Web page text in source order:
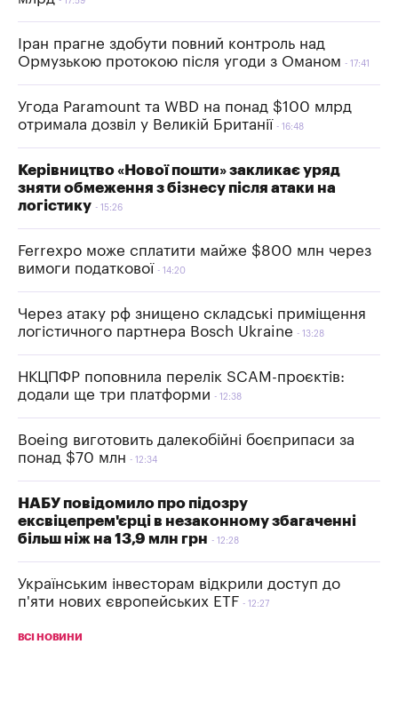
Іран прагне здобути повний контроль над
Ормузькою протокою після угоди з Оманом
17:41
Угода Paramount та WBD на понад $100 млрд
отримала дозвіл у Великій Британії
16:48
Керівництво «Нової пошти» закликає уряд
зняти обмеження з бізнесу після атаки на
логістику
15:26
Ferrexpo може сплатити майже $800 млн через
вимоги податкової
14:20
Через атаку рф знищено складські приміщення
логістичного партнера Bosch Ukraine
13:28
НКЦПФР поповнила перелік SCAM-проєктів:
додали ще три платформи
12:38
Boeing виготовить далекобійні боєприпаси за
понад $70 млн
12:34
НАБУ повідомило про підозру
ексвіцепрем'єрці в незаконному збагаченні
більш ніж на 13,9 млн грн
12:28
Українським інвесторам відкрили доступ до
п'яти нових європейських ETF
12:27
ВСІ НОВИНИ